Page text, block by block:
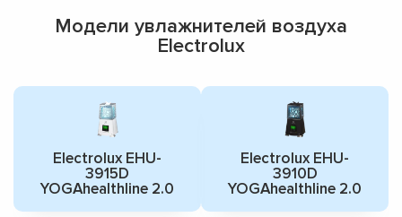
Модели увлажнителей воздуха
Electrolux
Electrolux EHU-
3915D
YOGAhealthline 2.0
Electrolux EHU-
3910D
YOGAhealthline 2.0